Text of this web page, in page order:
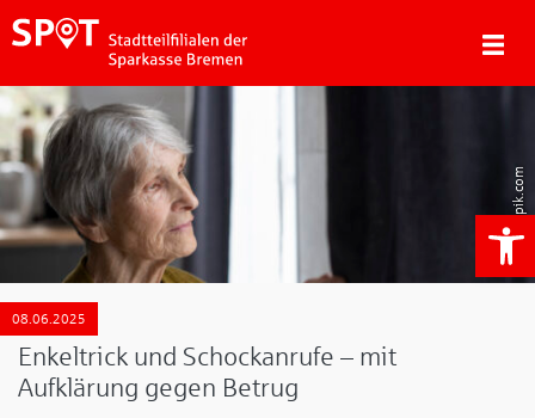
Freepik.com
08.06.2025
Enkeltrick und Schockanrufe – mit
Aufklärung gegen Betrug